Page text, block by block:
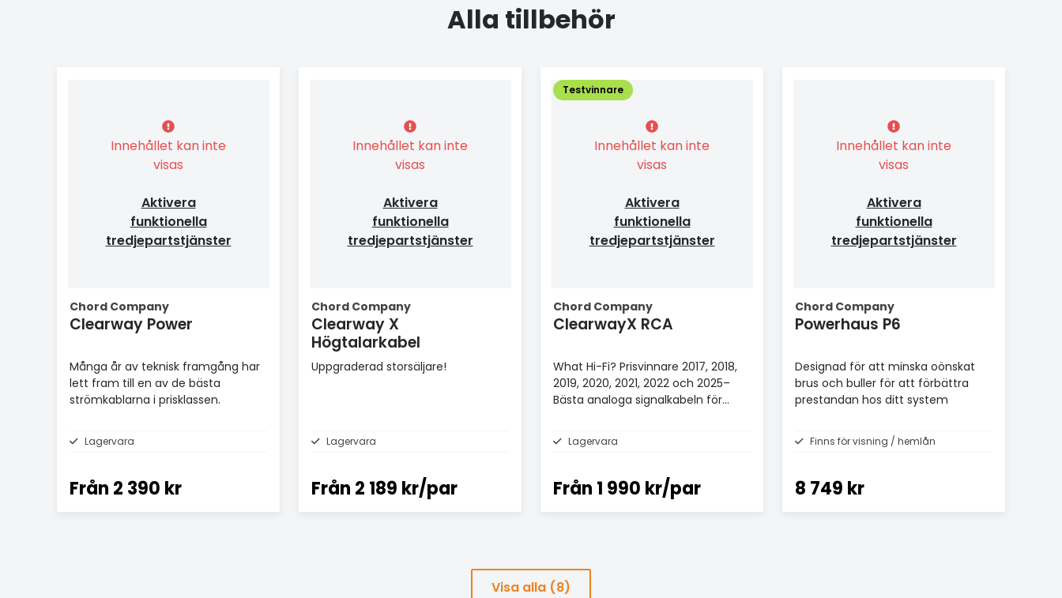
Alla tillbehör
Innehållet kan inte
visas
Aktivera
funktionella
tredjepartstjänster
Chord Company
Clearway Power
Många år av teknisk framgång har
lett fram till en av de bästa
strömkablarna i prisklassen.
Lagervara
Från 2 390 kr
Innehållet kan inte
visas
Aktivera
funktionella
tredjepartstjänster
Chord Company
Clearway X
Högtalarkabel
Uppgraderad storsäljare!
Lagervara
Från 2 189 kr/par
Testvinnare
Innehållet kan inte
visas
Aktivera
funktionella
tredjepartstjänster
Chord Company
ClearwayX RCA
What Hi-Fi? Prisvinnare 2017, 2018,
2019, 2020, 2021, 2022 och 2025–
Bästa analoga signalkabeln för
Lagervara
Från 1 990 kr/par
Innehållet kan inte
visas
Aktivera
funktionella
tredjepartstjänster
Chord Company
Powerhaus P6
Designad för att minska oönskat
brus och buller för att förbättra
prestandan hos ditt system
Finns för visning / hemlån
8 749 kr
Visa alla (8)